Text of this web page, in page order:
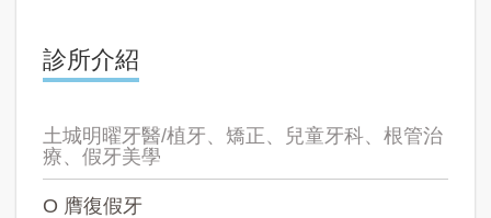
診所介紹
土城明曜牙醫/植牙、矯正、兒童牙科、根管治
療、假牙美學
O 膺復假牙